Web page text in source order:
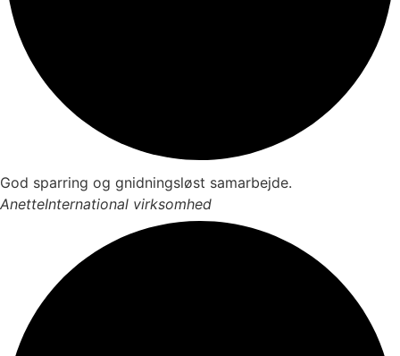
God sparring og gnidningsløst samarbejde.
AnetteInternational virksomhed